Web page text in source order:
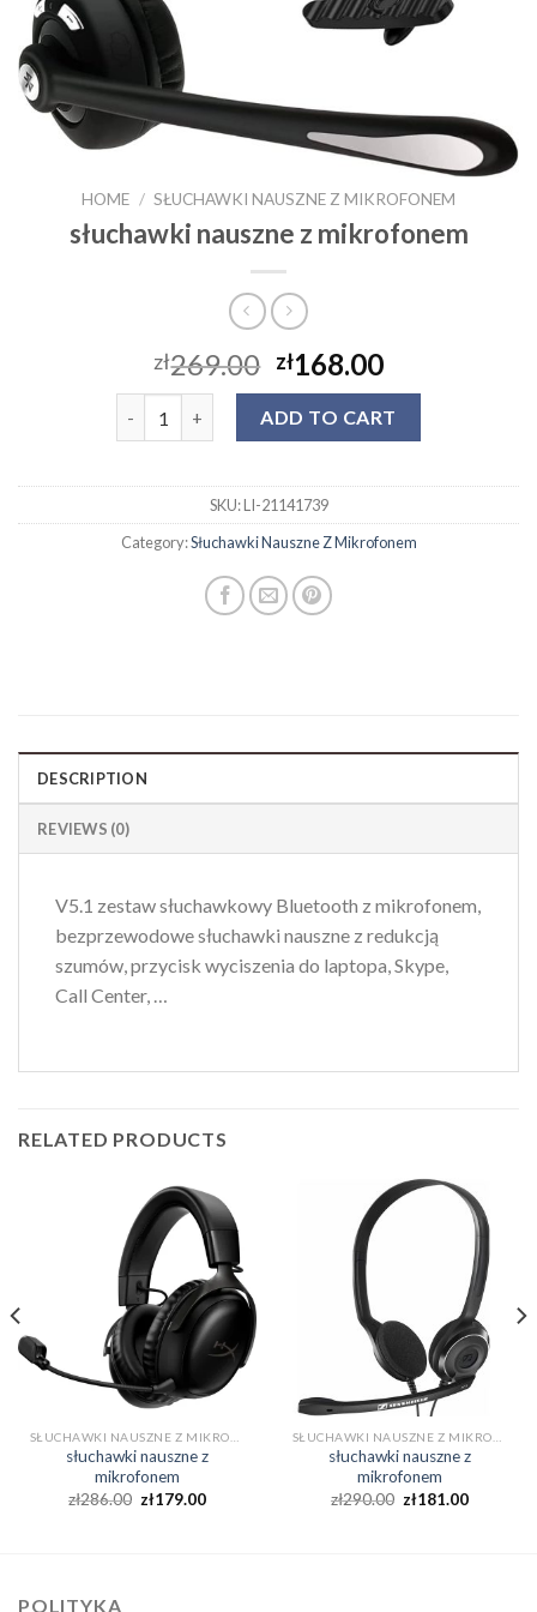
HOME / SŁUCHAWKI NAUSZNE Z MIKROFONEM
słuchawki nauszne z mikrofonem
zł269.00 zł168.00
ADD TO CART
SKU:LI-21141739
Category:Słuchawki Nauszne Z Mikrofonem
DESCRIPTION
REVIEWS (0)
V5.1 zestaw słuchawkowy Bluetooth z mikrofonem,
bezprzewodowe słuchawki nauszne z redukcją
szumów, przycisk wyciszenia do laptopa, Skype,
Call Center, …
RELATED PRODUCTS
słuchawki nauszne z
mikrofonem
zł286.00 zł179.00
słuchawki nauszne z
mikrofonem
zł290.00 zł181.00
POLITYKA